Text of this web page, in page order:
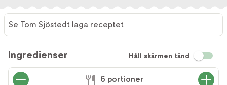
Sjöstedt
laga
receptet
Se Tom Sjöstedt laga receptet
Ingredienser Håll skärmen tänd
6 portioner